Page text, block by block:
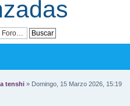
tenshi » Domingo, 15 Marzo 2026, 15:19